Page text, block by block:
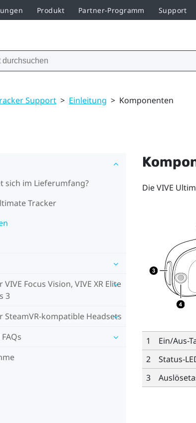
Produkt Partner-Programm Support
Support > Einleitung > Komponenten
sich im Lieferumfang?
Tracker
Focus Vision, VIVE XR Elite
3
kompatible Headsets
DieVIVE
1 Ein/Aus-
2
Status-
3